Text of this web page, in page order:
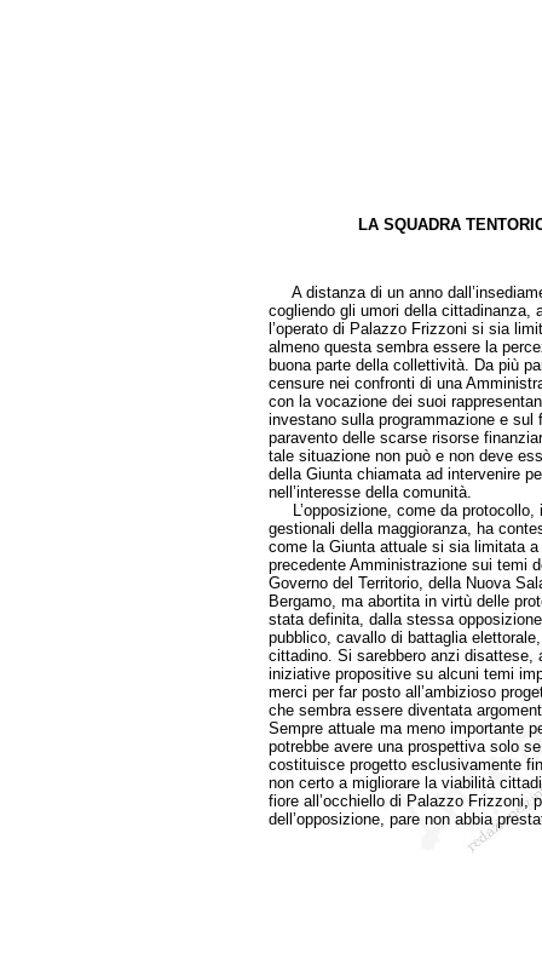
LA SQUADRA
A distanza di un anno
cogliendo gli umori della cittadinanza,
l’operato di Palazzo Frizzoni si sia
almeno questa sembra essere la
buona parte della collettività. Da più
censure nei confronti di una
con la vocazione dei suoi
investano sulla programmazione e
paravento delle scarse risorse
tale situazione non può e non deve
della Giunta chiamata ad intervenire
nell’interesse della comunità.
L’opposizione, come da protocollo,
gestionali della maggioranza, ha
come la Giunta attuale si sia limitata
precedente Amministrazione sui temi
Governo del Territorio, della Nuova
Bergamo, ma abortita in virtù delle
stata definita, dalla stessa
pubblico, cavallo di battaglia
cittadino. Si sarebbero anzi disattese,
iniziative propositive su alcuni temi
merci per far posto all’ambizioso
che sembra essere diventata
Sempre attuale ma meno importante
potrebbe avere una prospettiva solo
costituisce progetto esclusivamente
non certo a migliorare la viabilità
fiore all’occhiello di Palazzo Frizzoni,
dell’opposizione, pare non abbia